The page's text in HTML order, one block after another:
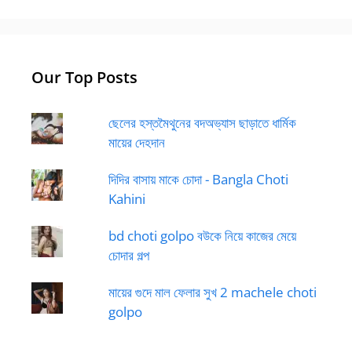
Our Top Posts
ছেলের হস্তমৈথুনের বদঅভ্যাস ছাড়াতে ধার্মিক
মায়ের দেহদান
দিদির বাসায় মাকে চোদা - Bangla Choti
Kahini
bd choti golpo বউকে নিয়ে কাজের মেয়ে
চোদার গল্প
মায়ের গুদে মাল ফেলার সুখ 2 machele choti
golpo